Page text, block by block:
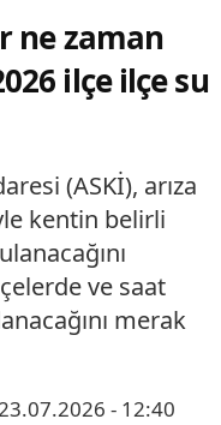
ne zaman
ilçe ilçe su
(ASKİ), arıza
kentin belirli
ve saat
merak
- 12:40